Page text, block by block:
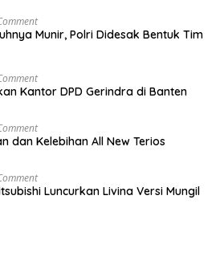
Munir, Polri Didesak Bentuk Tim
Kantor DPD Gerindra di Banten
dan Kelebihan All New Terios
Luncurkan Livina Versi Mungil